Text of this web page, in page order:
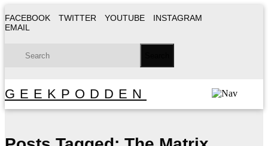
FACEBOOK TWITTER YOUTUBE
INSTAGRAM
EMAIL
GEEKPODDEN